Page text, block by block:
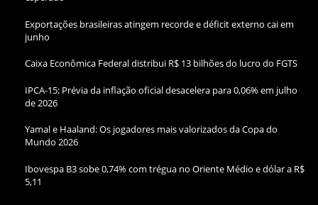
Exportações brasileiras atingem recorde e déficit externo cai em
junho
Caixa Econômica Federal distribui R$ 13 bilhões do lucro do FGTS
IPCA-15: Prévia da inflação oficial desacelera para 0,06% em julho
de 2026
Yamal e Haaland: Os jogadores mais valorizados da Copa do
Mundo 2026
Ibovespa B3 sobe 0,74% com trégua no Oriente Médio e dólar a R$
5,11